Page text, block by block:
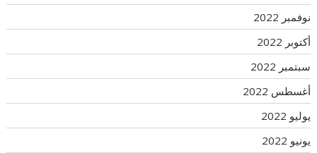
نوفمبر 2022
أكتوبر 2022
سبتمبر 2022
أغسطس 2022
يوليو 2022
يونيو 2022